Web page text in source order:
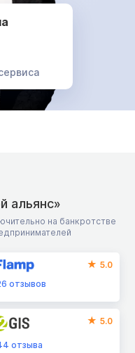
альянс»
на банкротстве
5.0
отзывов
5.0
отзыва